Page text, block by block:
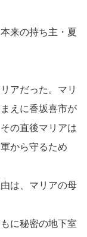
来の持ち主・夏
アだった。マリ
えに香坂喜市が
の直後マリアは
から守るため
は、マリアの母
に秘密の地下室